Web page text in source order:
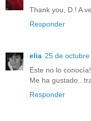
Thank you, D.! A
Responder
elia 25 de
Ëste no lo conocía!
Me ha
Responder